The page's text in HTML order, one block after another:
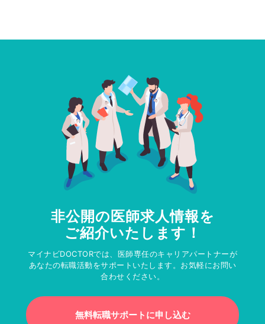
非公開の医師求人情報を
ご紹介いたします！
マイナビDOCTORでは、医師専任のキャリアパートナーが
あなたの転職活動をサポートいたします。お気軽にお問い
合わせください。
無料転職サポートに申し込む